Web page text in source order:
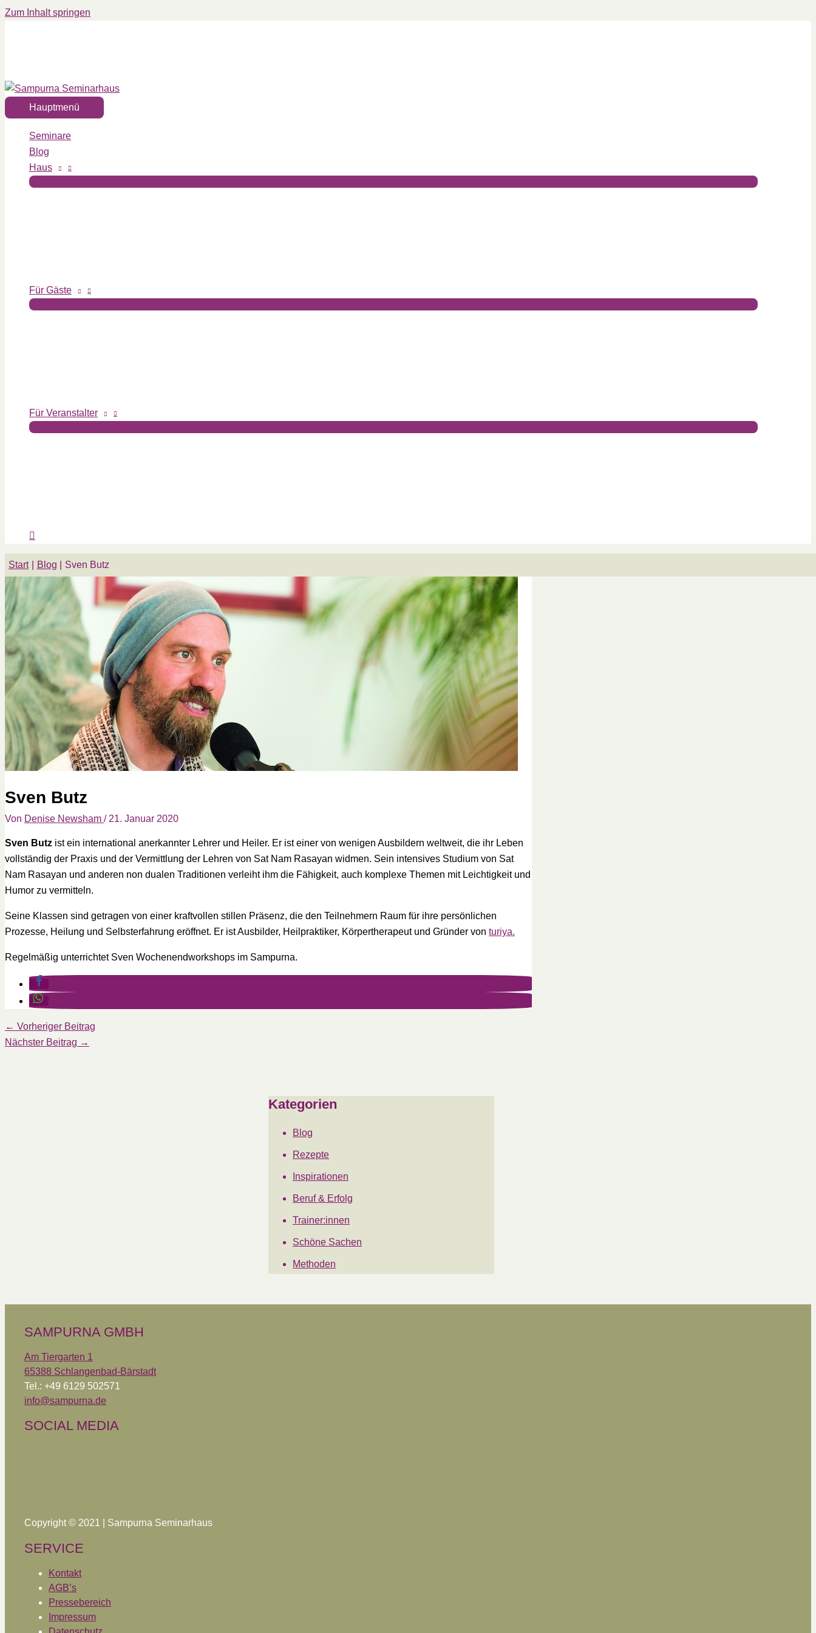
Zum Inhalt springen
Hauptmenü
Seminare
Blog
Haus
Für Gäste
Für Veranstalter
Start Blog Sven Butz
Sven Butz
Von Denise Newsham / 21. Januar 2020
Sven Butz ist ein international anerkannter Lehrer und Heiler. Er ist einer von wenigen Ausbildern weltweit, die ihr Leben
vollständig der Praxis und der Vermittlung der Lehren von Sat Nam Rasayan widmen. Sein intensives Studium von Sat
Nam Rasayan und anderen non dualen Traditionen verleiht ihm die Fähigkeit, auch komplexe Themen mit Leichtigkeit und
Humor zu vermitteln.
Seine Klassen sind getragen von einer kraftvollen stillen Präsenz, die den Teilnehmern Raum für ihre persönlichen
Prozesse, Heilung und Selbsterfahrung eröffnet. Er ist Ausbilder, Heilpraktiker, Körpertherapeut und Gründer von turiya.
Regelmäßig unterrichtet Sven Wochenendworkshops im Sampurna.
← Vorheriger Beitrag
Nächster Beitrag →
Kategorien
Blog
Rezepte
Inspirationen
Beruf & Erfolg
Trainer:innen
Schöne Sachen
Methoden
SAMPURNA GMBH
Am Tiergarten 1
65388 Schlangenbad-Bärstadt
Tel.: +49 6129 502571
info@sampurna.de
SOCIAL MEDIA
Copyright © 2021 | Sampurna Seminarhaus
SERVICE
Kontakt
AGB’s
Pressebereich
Impressum